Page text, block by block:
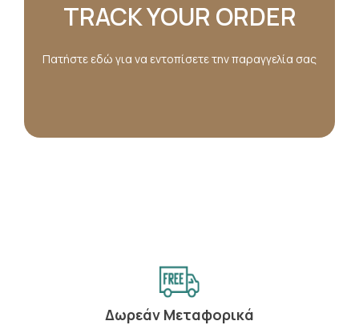
TRACK YOUR ORDER
Πατήστε εδώ για να εντοπίσετε την παραγγελία σας
Δωρεάν Μεταφορικά